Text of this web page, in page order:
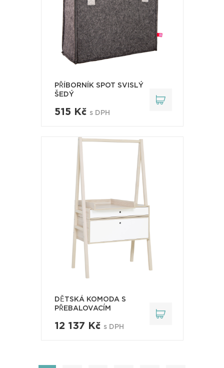
PŘÍBORNÍK SPOT SVISLÝ
ŠEDÝ
515 Kč s DPH
DĚTSKÁ KOMODA S
PŘEBALOVACÍM
12 137 Kč s DPH